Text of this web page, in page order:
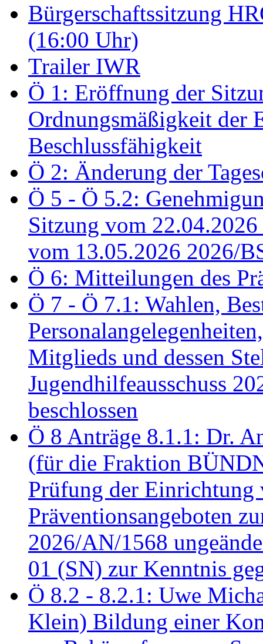
Bürgerschaftssitzung
(16:00 Uhr)
Trailer IWR
Ö 1: Eröffnung der
Ordnungsmäßigkeit der
Beschlussfähigkeit
Ö 2: Änderung der
Ö 5 - Ö 5.2:
Sitzung vom
vom 13.05.2026 2026/
Ö 6: Mitteilungen des
Ö 7 - Ö 7.1: Wahlen,
Mitglieds und dessen
Jugendhilfeausschuss
beschlossen
Ö 8 Anträge 8.1.1: Dr.
(für die Fraktion
Prüfung der Einrichtung
Präventionsangeboten
2026/AN/1568
01 (SN) zur Kenntnis
Ö 8.2 - 8.2.1: Uwe
Klein) Bildung einer